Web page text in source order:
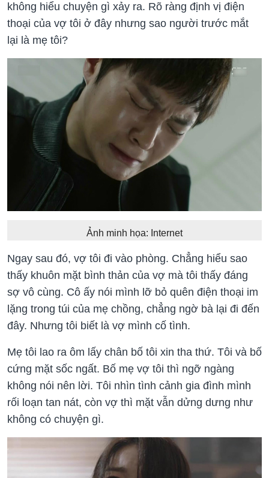
không hiểu chuyện gì xảy ra. Rõ ràng định vị điện
thoại của vợ tôi ở đây nhưng sao người trước mắt
lại là mẹ tôi?
Ảnh minh họa: Internet
Ngay sau đó, vợ tôi đi vào phòng. Chẳng hiểu sao
thấy khuôn mặt bình thản của vợ mà tôi thấy đáng
sợ vô cùng. Cô ấy nói mình lỡ bỏ quên điện thoại im
lặng trong túi của mẹ chồng, chẳng ngờ bà lại đi đến
đây. Nhưng tôi biết là vợ mình cố tình.
Mẹ tôi lao ra ôm lấy chân bố tôi xin tha thứ. Tôi và bố
cứng mặt sốc ngất. Bố mẹ vợ tôi thì ngỡ ngàng
không nói nên lời. Tôi nhìn tình cảnh gia đình mình
rối loạn tan nát, còn vợ thì mặt vẫn dửng dưng như
không có chuyện gì.